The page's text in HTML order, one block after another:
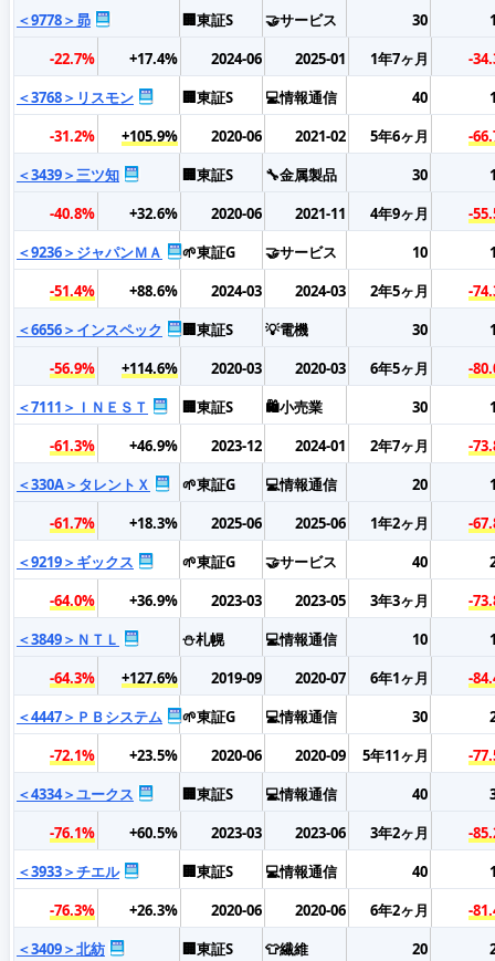
＜9778＞昴
🏢東証S 🤝サービス 30
-22.7%
+17.4% 2024-06 2025-01 1年7ヶ月
-
＜3768＞リスモン
🏢東証S 💻情報通信 40
-31.2%
+105.9% 2020-06 2021-02 5年6ヶ月
-
＜3439＞三ツ知
🏢東証S 🔧金属製品 30
-40.8%
+32.6% 2020-06 2021-11 4年9ヶ月
-
＜9236＞ジャパンＭＡ
🌱東証G 🤝サービス 10
-51.4%
+88.6% 2024-03 2024-03 2年5ヶ月
-
＜6656＞インスペック
🏢東証S 💡電機 30
-56.9%
+114.6% 2020-03 2020-03 6年5ヶ月
-
＜7111＞ＩＮＥＳＴ
🏢東証S 🛍️小売業 30
-61.3%
+46.9% 2023-12 2024-01 2年7ヶ月
-
＜330A＞タレントＸ
🌱東証G 💻情報通信 20
-61.7%
+18.3% 2025-06 2025-06 1年2ヶ月
-
＜9219＞ギックス
🌱東証G 🤝サービス 40
-64.0%
+36.9% 2023-03 2023-05 3年3ヶ月
-
＜3849＞ＮＴＬ
⛄札幌 💻情報通信 10
-64.3%
+127.6% 2019-09 2020-07 6年1ヶ月
-
＜4447＞ＰＢシステム
🌱東証G 💻情報通信 30
-72.1%
+23.5% 2020-06 2020-09 5年11ヶ月
-
＜4334＞ユークス
🏢東証S 💻情報通信 40
-76.1%
+60.5% 2023-03 2023-06 3年2ヶ月
-
＜3933＞チエル
🏢東証S 💻情報通信 40
-76.3%
+26.3% 2020-06 2020-06 6年2ヶ月
-
＜3409＞北紡
🏢東証S 👕繊維 20